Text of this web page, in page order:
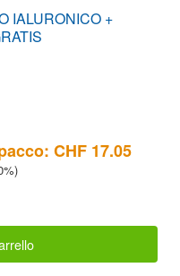
IALURONICO +
CHF 17.05